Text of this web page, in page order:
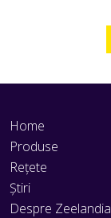
Home
Produse
Rețete
Știri
Despre Zeelandia